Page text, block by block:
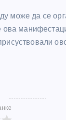
да се